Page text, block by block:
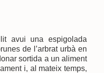
avui una espigolada
de l’arbrat urbà en
sortida a un aliment
i, al mateix temps,